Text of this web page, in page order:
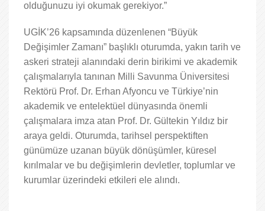
olduğunuzu iyi okumak gerekiyor.”
UGİK’26 kapsamında düzenlenen “Büyük
Değişimler Zamanı” başlıklı oturumda, yakın tarih ve
askeri strateji alanındaki derin birikimi ve akademik
çalışmalarıyla tanınan Milli Savunma Üniversitesi
Rektörü Prof. Dr. Erhan Afyoncu ve Türkiye’nin
akademik ve entelektüel dünyasında önemli
çalışmalara imza atan Prof. Dr. Gültekin Yıldız bir
araya geldi. Oturumda, tarihsel perspektiften
günümüze uzanan büyük dönüşümler, küresel
kırılmalar ve bu değişimlerin devletler, toplumlar ve
kurumlar üzerindeki etkileri ele alındı.